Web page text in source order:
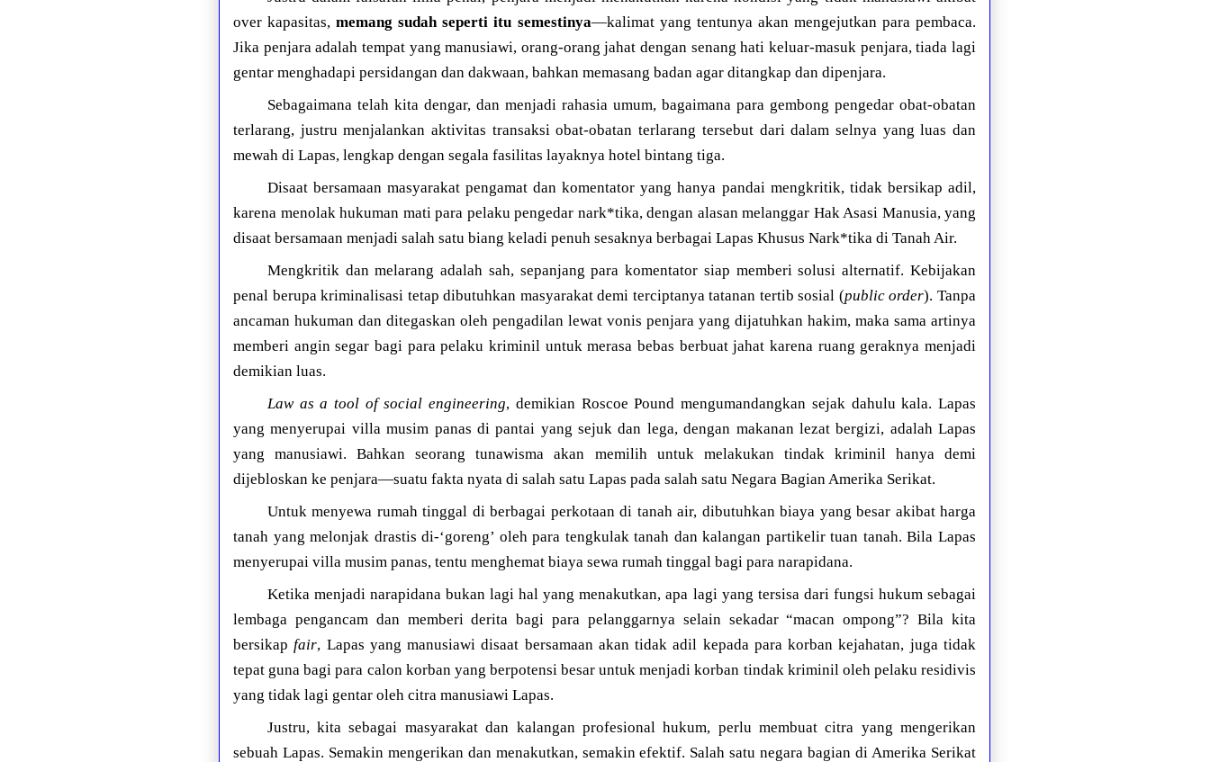
over kapasitas,memang sudah seperti itu semestinya—kalimat yang tentunya akan mengejutkan para pembaca.
Jika penjara adalah tempat yang manusiawi, orang-orang jahat dengan senang hati keluar-masuk penjara, tiada lagi
gentar menghadapi persidangan dan dakwaan, bahkan memasang badan agar ditangkap dan dipenjara.
Sebagaimana telah kita dengar, dan menjadi rahasia umum, bagaimana para gembong pengedar obat-obatan
terlarang, justru menjalankan aktivitas transaksi obat-obatan terlarang tersebut dari dalam selnya yang luas dan
mewah di Lapas, lengkap dengan segala fasilitas layaknya hotel bintang tiga.
Disaat bersamaan masyarakat pengamat dan komentator yang hanya pandai mengkritik, tidak bersikap adil,
karena menolak hukuman mati para pelaku pengedar nark*tika, dengan alasan melanggar Hak Asasi Manusia, yang
disaat bersamaan menjadi salah satu biang keladi penuh sesaknya berbagai Lapas Khusus Nark*tika di Tanah Air.
Mengkritik dan melarang adalah sah, sepanjang para komentator siap memberi solusi alternatif. Kebijakan
penal berupa kriminalisasi tetap dibutuhkan masyarakat demi terciptanya tatanan tertib sosial (public order). Tanpa
ancaman hukuman dan ditegaskan oleh pengadilan lewat vonis penjara yang dijatuhkan hakim, maka sama artinya
memberi angin segar bagi para pelaku kriminil untuk merasa bebas berbuat jahat karena ruang geraknya menjadi
demikian luas.
Law as a tool of social engineering, demikian Roscoe Pound mengumandangkan sejak dahulu kala. Lapas
yang menyerupai villa musim panas di pantai yang sejuk dan lega, dengan makanan lezat bergizi, adalah Lapas
yang manusiawi. Bahkan seorang tunawisma akan memilih untuk melakukan tindak kriminil hanya demi
dijebloskan ke penjara—suatu fakta nyata di salah satu Lapas pada salah satu Negara Bagian Amerika Serikat.
Untuk menyewa rumah tinggal di berbagai perkotaan di tanah air, dibutuhkan biaya yang besar akibat harga
tanah yang melonjak drastis di-‘goreng’ oleh para tengkulak tanah dan kalangan partikelir tuan tanah. Bila Lapas
menyerupai villa musim panas, tentu menghemat biaya sewa rumah tinggal bagi para narapidana.
Ketika menjadi narapidana bukan lagi hal yang menakutkan, apa lagi yang tersisa dari fungsi hukum sebagai
lembaga pengancam dan memberi derita bagi para pelanggarnya selain sekadar “macan ompong”? Bila kita
bersikapfair, Lapas yang manusiawi disaat bersamaan akan tidak adil kepada para korban kejahatan, juga tidak
tepat guna bagi para calon korban yang berpotensi besar untuk menjadi korban tindak kriminil oleh pelaku residivis
yang tidak lagi gentar oleh citra manusiawi Lapas.
Justru, kita sebagai masyarakat dan kalangan profesional hukum, perlu membuat citra yang mengerikan
sebuah Lapas. Semakin mengerikan dan menakutkan, semakin efektif. Salah satu negara bagian di Amerika Serikat